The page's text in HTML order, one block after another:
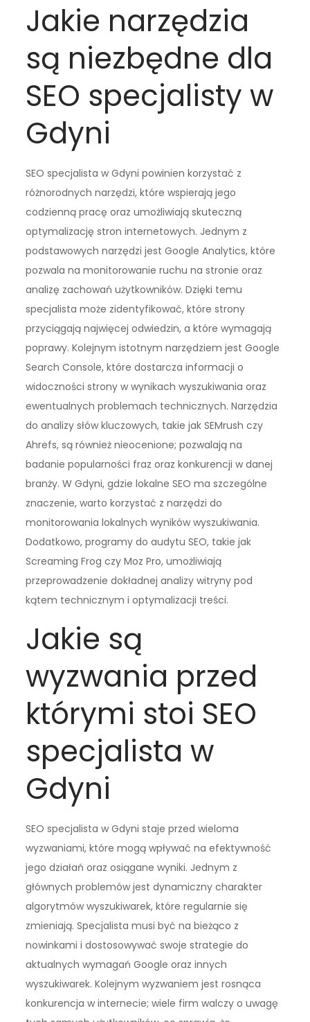
Jakie narzędzia
są niezbędne dla
SEO specjalisty w
Gdyni
SEO specjalista w Gdyni powinien korzystać z
różnorodnych narzędzi, które wspierają jego
codzienną pracę oraz umożliwiają skuteczną
optymalizację stron internetowych. Jednym z
podstawowych narzędzi jest Google Analytics, które
pozwala na monitorowanie ruchu na stronie oraz
analizę zachowań użytkowników. Dzięki temu
specjalista może zidentyfikować, które strony
przyciągają najwięcej odwiedzin, a które wymagają
poprawy. Kolejnym istotnym narzędziem jest Google
Search Console, które dostarcza informacji o
widoczności strony w wynikach wyszukiwania oraz
ewentualnych problemach technicznych. Narzędzia
do analizy słów kluczowych, takie jak SEMrush czy
Ahrefs, są również nieocenione; pozwalają na
badanie popularności fraz oraz konkurencji w danej
branży. W Gdyni, gdzie lokalne SEO ma szczególne
znaczenie, warto korzystać z narzędzi do
monitorowania lokalnych wyników wyszukiwania.
Dodatkowo, programy do audytu SEO, takie jak
Screaming Frog czy Moz Pro, umożliwiają
przeprowadzenie dokładnej analizy witryny pod
kątem technicznym i optymalizacji treści.
Jakie są
wyzwania przed
którymi stoi SEO
specjalista w
Gdyni
SEO specjalista w Gdyni staje przed wieloma
wyzwaniami, które mogą wpływać na efektywność
jego działań oraz osiągane wyniki. Jednym z
głównych problemów jest dynamiczny charakter
algorytmów wyszukiwarek, które regularnie się
zmieniają. Specjalista musi być na bieżąco z
nowinkami i dostosowywać swoje strategie do
aktualnych wymagań Google oraz innych
wyszukiwarek. Kolejnym wyzwaniem jest rosnąca
konkurencja w internecie; wiele firm walczy o uwagę